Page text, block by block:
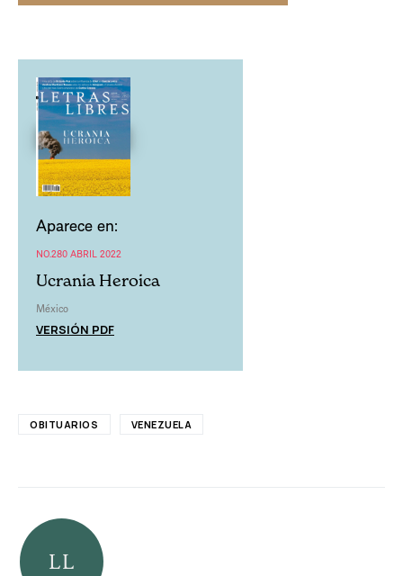
Aparece en:
NO.280 ABRIL 2022
Ucrania Heroica
México
VERSIÓN PDF
OBITUARIOS VENEZUELA